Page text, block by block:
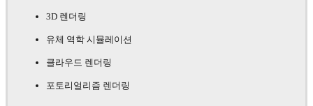
3D 렌더링
유체 역학 시뮬레이션
클라우드 렌더링
포토리얼리즘 렌더링